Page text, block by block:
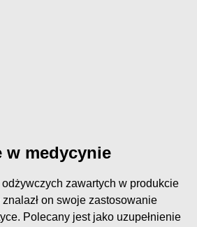
w medycynie
odżywczych zawartych w produkcie
on swoje zastosowanie
Polecany jest jako uzupełnienie